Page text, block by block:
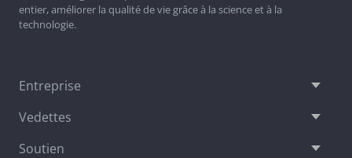
entier, améliorer la qualité de vie grâce à la science et à la
technologie.
Entreprise
Vedettes
Soutien